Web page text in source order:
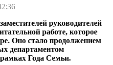
руководителей
работе, которое
Оно стало продолжением
департаментом
Года Семьи.